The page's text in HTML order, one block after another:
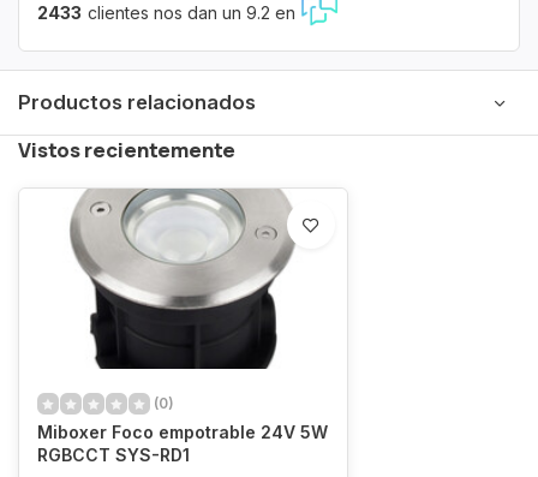
2433 clientes nos dan un 9.2 en
Productos relacionados
Vistos recientemente
(0)
Miboxer Foco empotrable 24V 5W
RGBCCT SYS-RD1